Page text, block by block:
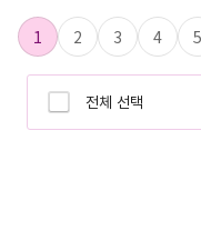
1 2 3 4 5
전체 선택